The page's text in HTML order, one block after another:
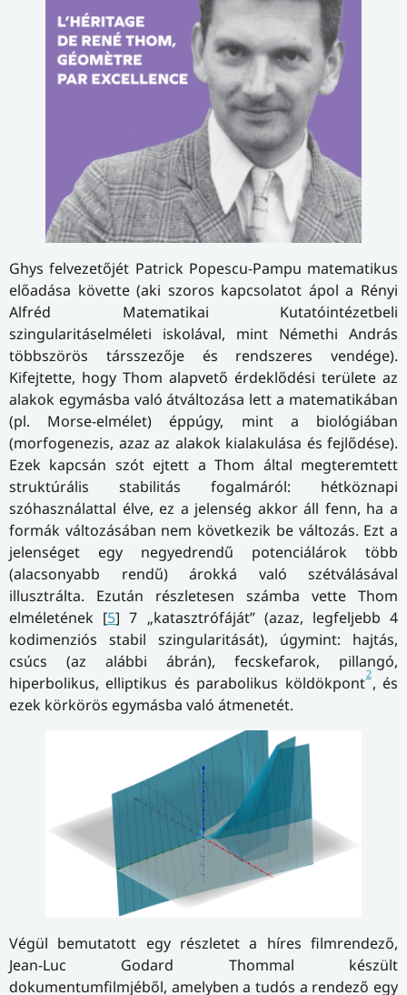
Ghys felvezetőjét Patrick Popescu-Pampu matematikus
előadása követte (aki szoros kapcsolatot ápol a Rényi
Alfréd Matematikai Kutatóintézetbeli
szingularitáselméleti iskolával, mint Némethi András
többszörös társszezője és rendszeres vendége).
Kifejtette, hogy Thom alapvető érdeklődési területe az
alakok egymásba való átváltozása lett a matematikában
(pl. Morse-elmélet) éppúgy, mint a biológiában
(morfogenezis, azaz az alakok kialakulása és fejlődése).
Ezek kapcsán szót ejtett a Thom által megteremtett
struktúrális stabilitás fogalmáról: hétköznapi
szóhasználattal élve, ez a jelenség akkor áll fenn, ha a
formák változásában nem következik be változás. Ezt a
jelenséget egy negyedrendű potenciálárok több
(alacsonyabb rendű) árokká való szétválásával
illusztrálta. Ezután részletesen számba vette Thom
elméletének [5] 7 „katasztrófáját” (azaz, legfeljebb 4
kodimenziós stabil szingularitását), úgymint: hajtás,
csúcs (az alábbi ábrán), fecskefarok, pillangó,
hiperbolikus, elliptikus és parabolikus köldökpont2, és
ezek körkörös egymásba való átmenetét.
Végül bemutatott egy részletet a híres filmrendező,
Jean-Luc Godard Thommal készült
dokumentumfilmjéből, amelyben a tudós a rendező egy